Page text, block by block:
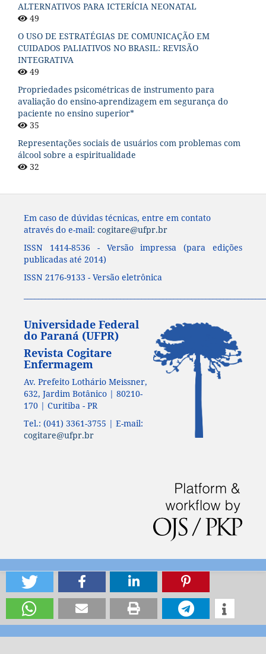
ALTERNATIVOS PARA ICTERÍCIA NEONATAL
49
O USO DE ESTRATÉGIAS DE COMUNICAÇÃO EM
CUIDADOS PALIATIVOS NO BRASIL: REVISÃO
INTEGRATIVA
49
Propriedades psicométricas de instrumento para
avaliação do ensino-aprendizagem em segurança do
paciente no ensino superior*
35
Representações sociais de usuários com problemas com
álcool sobre a espiritualidade
32
Em caso de dúvidas técnicas, entre em contato
através do e-mail: cogitare@ufpr.br
ISSN 1414-8536 - Versão impressa (para edições
publicadas até 2014)
ISSN 2176-9133 - Versão eletrônica
Universidade Federal
do Paraná (UFPR)
Revista Cogitare
Enfermagem
Av. Prefeito Lothário Meissner,
632, Jardim Botânico | 80210-
170 | Curitiba - PR
Tel.: (041) 3361-3755 | E-mail:
cogitare@ufpr.br